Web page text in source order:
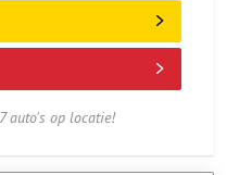
auto's op locatie!